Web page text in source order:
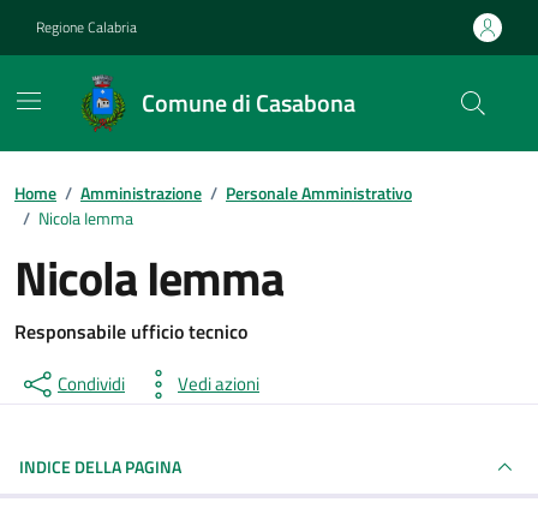
Regione Calabria
Comune di Casabona
Home / Amministrazione / Personale Amministrativo
/ Nicola Iemma
Nicola Iemma
Responsabile ufficio tecnico
Condividi Vedi azioni
INDICE DELLA PAGINA